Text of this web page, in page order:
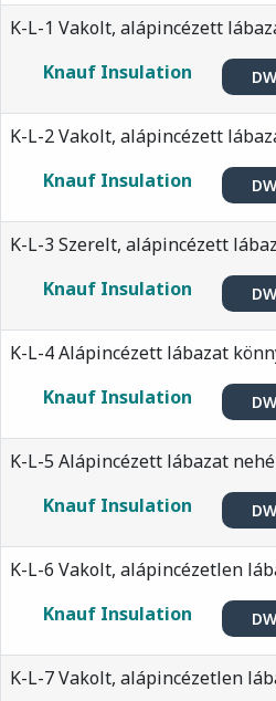
K-L-1 Vakolt, alápincézett
Knauf Insulation
K-L-2 Vakolt, alápincézett
Knauf Insulation
K-L-3 Szerelt, alápincézett
Knauf Insulation
K-L-4 Alápincézett lábazat
Knauf Insulation
K-L-5 Alápincézett lábazat
Knauf Insulation
K-L-6 Vakolt, alápincézetlen
Knauf Insulation
K-L-7 Vakolt, alápincézetlen